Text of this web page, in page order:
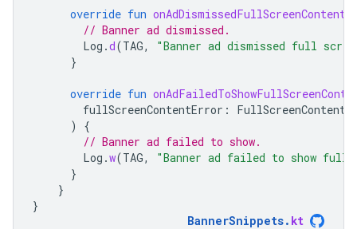
override fun onAdDismissedFullScreenContent
// Banner ad dismissed.
Log .d(TAG,
"Banner ad dismissed full
}
override fun
fullScreenContentError :
)
{
// Banner ad failed to show.
Log .w(TAG,
"Banner ad failed to show full
}
}
}
BannerSnippets. kt